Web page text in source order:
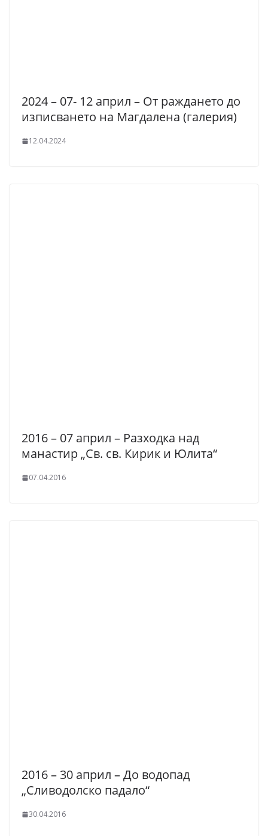
2024 – 07- 12 април – От раждането до
изписването на Магдалена (галерия)
12.04.2024
2016 – 07 април – Разходка над
манастир „Св. св. Кирик и Юлита“
07.04.2016
2016 – 30 април – До водопад
„Сливодолско падало“
30.04.2016